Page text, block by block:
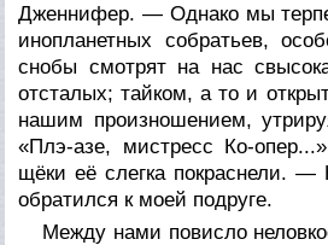
Дженнифер. — Однако мы
инопланетных собратьев,
снобы смотрят на нас
отсталых; тайком, а то и
нашим произношением,
«Плэ-азе, мистресс Ко-
щёки её слегка покраснели. —
обратился к моей подруге.
Между нами повисло